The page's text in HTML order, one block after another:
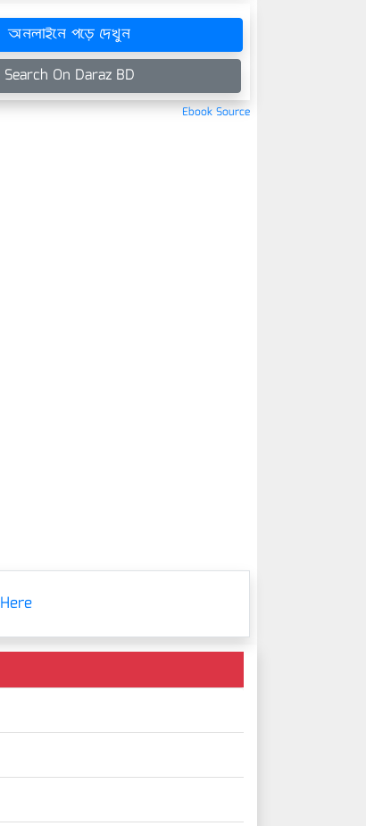
অনলাইনে পড়ে দেখুন
Search On Daraz BD
Ebook Source
Here